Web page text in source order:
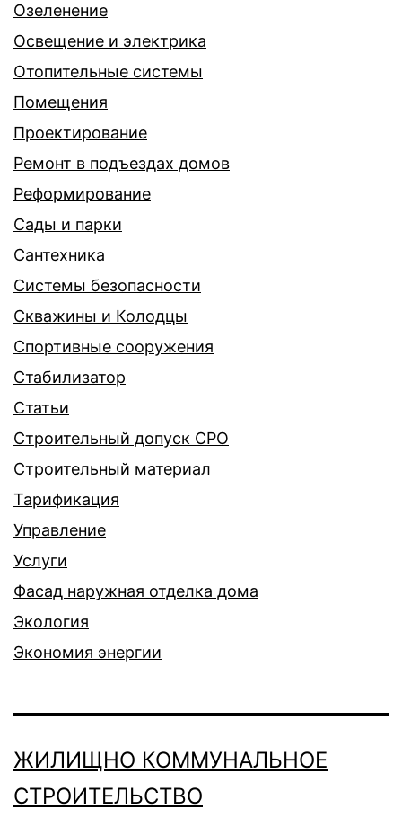
Озеленение
Освещение и электрика
Отопительные системы
Помещения
Проектирование
Ремонт в подъездах домов
Реформирование
Сады и парки
Сантехника
Системы безопасности
Скважины и Колодцы
Спортивные сооружения
Стабилизатор
Статьи
Строительный допуск СРО
Строительный материал
Тарификация
Управление
Услуги
Фасад наружная отделка дома
Экология
Экономия энергии
ЖИЛИЩНО КОММУНАЛЬНОЕ
СТРОИТЕЛЬСТВО